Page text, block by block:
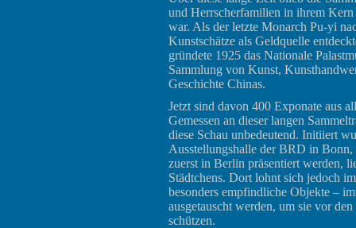
und Herrscherfamilien in ihrem
war. Als der letzte Monarch Pu-yi
Kunstschätze als Geldquelle
gründete 1925 das Nationale
Sammlung von Kunst,
Geschichte Chinas.
Jetzt sind davon 400 Exponate aus
Gemessen an dieser langen
diese Schau unbedeutend. Initiiert
Ausstellungshalle der BRD in Bonn,
zuerst in Berlin präsentiert werden,
Städtchens. Dort lohnt sich jedoch
besonders empfindliche Objekte –
ausgetauscht werden, um sie vor
schützen.